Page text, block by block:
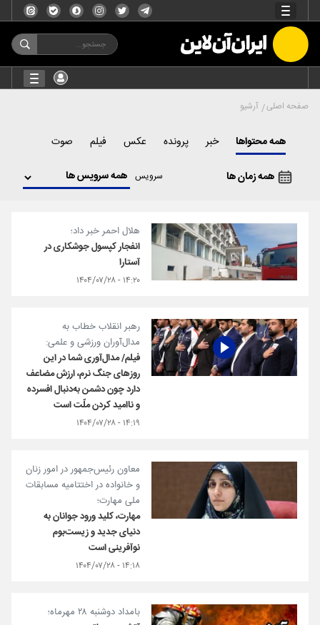
صفحه اصلی آرشیو
همه محتواها خبر پرونده عکس فیلم صوت
همه زمان ها سرویس
هلال احمر خبر داد؛
انفجار کپسول جوشکاری در
آستارا
۱۴:۲۰ - ۱۴۰۴/۰۷/۲۸
رهبر انقلاب خطاب به
مدال‌آوران ورزشی و علمی:
فیلم/ مدال‌آوری شما در این
روزهای جنگ نرم، ارزش مضاعف
دارد چون دشمن به‌دنبال افسرده
و ناامید کردن ملّت است
۱۴:۱۹ - ۱۴۰۴/۰۷/۲۸
معاون رئیس‌جمهور در امور زنان
و خانواده در اختتامیه مسابقات
ملی مهارت؛
مهارت، کلید ورود جوانان به
دنیای جدید و زیست‌بوم
نوآفرینی است
۱۴:۱۸ - ۱۴۰۴/۰۷/۲۸
بامداد دوشنبه ۲۸ مهرماه؛